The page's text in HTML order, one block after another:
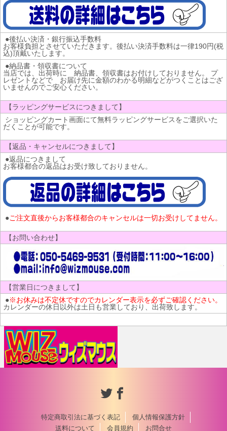
●後払い決済・銀行振込手数料
お客様負担とさせていただきます。後払い決済手数料は一律190円(税
込)頂戴いたします。
●納品書・領収書について
当店では、出荷時に 納品書、領収書はお付けしておりません。 プ
レゼントなどで お届け先に金額のわかる明細などがつくことはござ
いませんのでご安心ください。
【ラッピングサービスにつきまして】
ショッピングカート画面にて無料ラッピングサービスをご選択いた
だくことが可能です。
【返品・キャンセルにつきまして】
●返品につきまして
お客様都合の返品はお受け致しておりません。
●ご注文直後からお客様都合のキャンセルは一切お受けしてません。
【お問い合わせ】
【営業日につきまして】
●※お休みは不定休ですのでカレンダー表示を必ずご確認ください。
カレンダーの休日以外は土日も営業しており、出荷致します。
特定商取引法に基づく表記
個人情報保護方針
送料について
会員規約 お問合せ